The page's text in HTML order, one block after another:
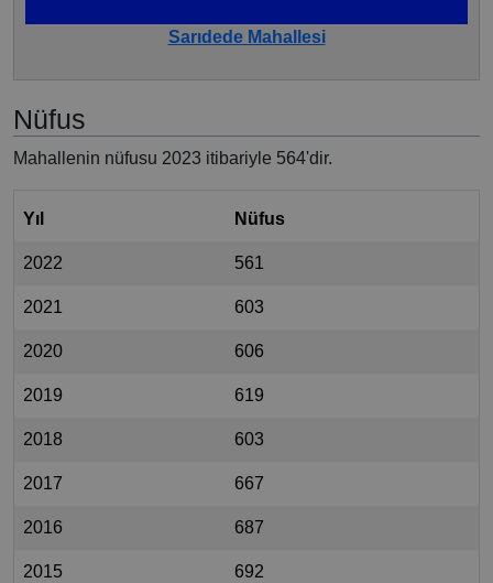
Sarıdede Mahallesi
Nüfus
Mahallenin nüfusu 2023 itibariyle 564'dir.
Yıl Nüfus
2022 561
2021 603
2020 606
2019 619
2018 603
2017 667
2016 687
2015 692